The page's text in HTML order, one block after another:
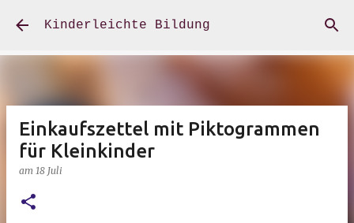
Direkt zum Hauptbereich
Kinderleichte Bildung
Einkaufszettel mit Piktogrammen
für Kleinkinder
am 18 Juli